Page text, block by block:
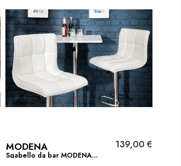
MODENA
Sgabello da bar MODENA...
139,00 €